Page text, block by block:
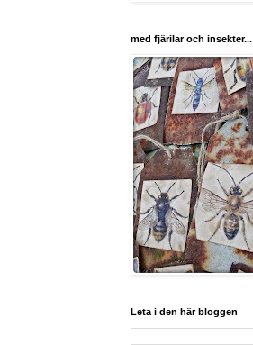
med fjärilar och insekter...
Leta i den här bloggen